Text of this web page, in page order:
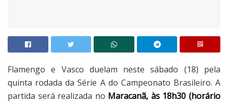
Flamengo e Vasco duelam neste sábado (18) pela
quinta rodada da Série A do Campeonato Brasileiro. A
partida será realizada no Maracanã, às 18h30 (horário